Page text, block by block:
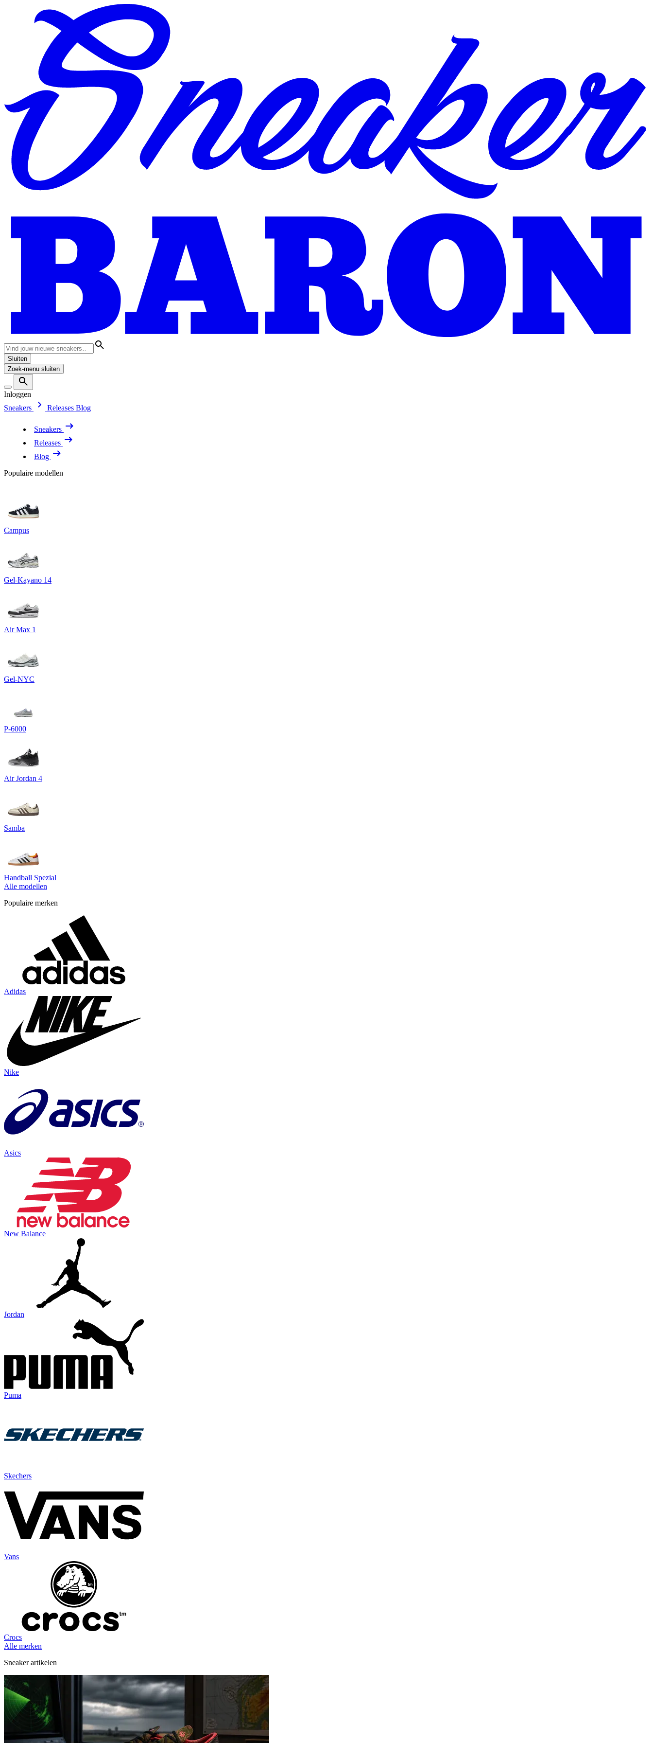
Sluiten
Zoek-menu sluiten
Inloggen
Sneakers
Releases Blog
Sneakers
Releases
Blog
Populaire modellen
Campus
Gel-Kayano 14
Air Max 1
Gel-NYC
P-6000
Air Jordan 4
Samba
Handball Spezial
Alle modellen
Populaire merken
Adidas
Nike
Asics
New Balance
Jordan
Puma
Skechers
Vans
Crocs
Alle merken
Sneaker artikelen